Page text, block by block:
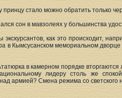
принцу стало можно обратить только
сон в мавзолеях у большинства
как это происходит,
в Кымсусанском мемориальном
в камерном порядке
лидеру столь же
армией? Смена режима со светского